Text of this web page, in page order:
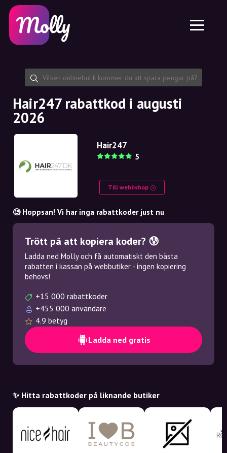
Hudvård
Hårvård
Dela rabattkod
Funktioner
Jobb
Om oss
Samarbete
Plattform
Molly till iPhone och iPad
Molly till Android
SE
EN
SE
NO
NL
Hair247 rabattkod i augusti
2026
Hair247
5
Till webbshop
🧐 Hoppsan! Vi har inga rabattkoder just nu
Trött på att kopiera koder? 😰
Ladda ned Molly och få automatiskt den bästa
rabatten i kassan på webbutiker - ingen kopiering
behövs!
+15 000 rabattkoder
+455 000 användare
4.9 betyg
Ladda ned gratis
✨ Hitta rabattkoder på liknande butiker